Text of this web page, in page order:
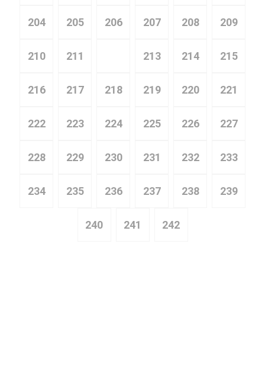
204 205 206 207 208 209
210 211 213 214 215
216 217 218 219 220 221
222 223 224 225 226 227
228 229 230 231 232 233
234 235 236 237 238 239
240 241 242